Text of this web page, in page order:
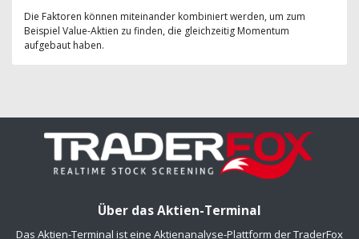
Die Faktoren können miteinander kombiniert werden, um zum
Beispiel Value-Aktien zu finden, die gleichzeitig Momentum
aufgebaut haben.
Über das Aktien-Terminal
Das Aktien-Terminal ist eine Aktienanalyse-Plattform der TraderFox